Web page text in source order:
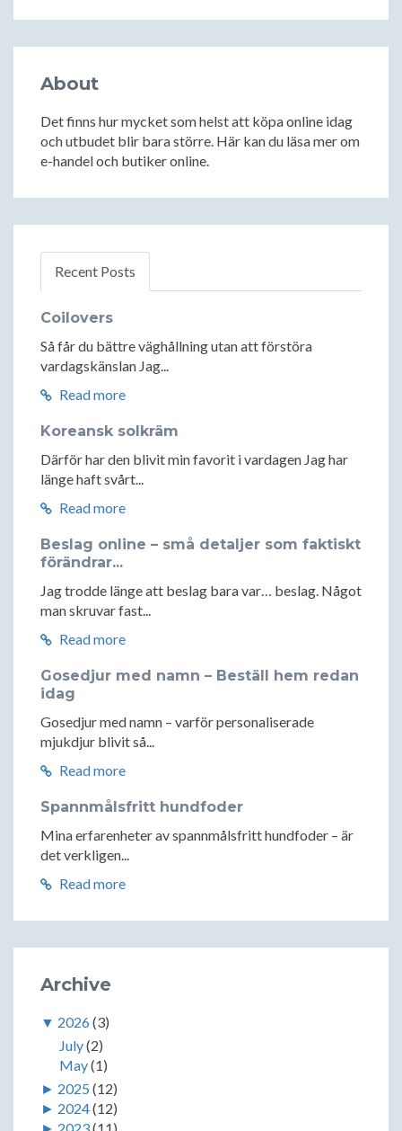
About
Det finns hur mycket som helst att köpa online idag
och utbudet blir bara större. Här kan du läsa mer om
e-handel och butiker online.
Recent Posts
Coilovers
Så får du bättre väghållning utan att förstöra
vardagskänslan Jag...
Read more
Koreansk solkräm
Därför har den blivit min favorit i vardagen Jag har
länge haft svårt...
Read more
Beslag online – små detaljer som faktiskt
förändrar...
Jag trodde länge att beslag bara var… beslag. Något
man skruvar fast...
Read more
Gosedjur med namn – Beställ hem redan
idag
Gosedjur med namn – varför personaliserade
mjukdjur blivit så...
Read more
Spannmålsfritt hundfoder
Mina erfarenheter av spannmålsfritt hundfoder – är
det verkligen...
Read more
Archive
▼ 2026(3)
July(2)
May(1)
► 2025 (12)
► 2024(12)